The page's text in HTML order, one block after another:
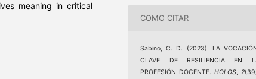
meaning in critical
COMO CITAR
Sabino, C. D. (2023). LA
CLAVE DE RESILIENCIA EN
PROFESIÓN DOCENTE. HOLOS 2